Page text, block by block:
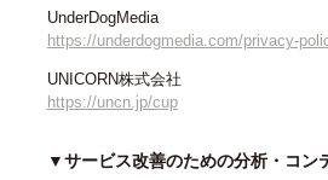
UnderDogMedia
https://underdogmedia.com/privacy-
UNICORN株式会社
https://uncn.jp/cup
▼サービス改善のための分析・コン